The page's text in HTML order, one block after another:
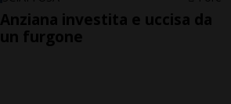
Anziana investita e uccisa da
un furgone